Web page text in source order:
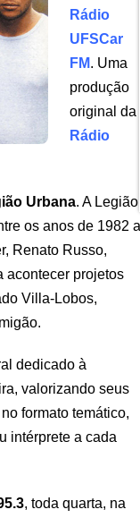
Rádio
UFSCar
FM. Uma
produção
original da
Rádio
Urbana. A Legião
os anos de 1982 a
Renato Russo,
acontecer projetos
Villa-Lobos,
dedicado à
valorizando seus
formato temático,
intérprete a cada
, toda quarta, na